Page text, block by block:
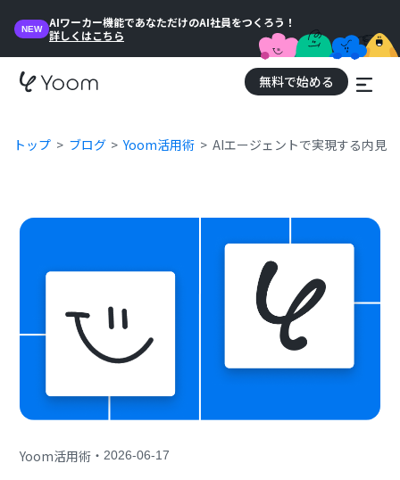
NEW
AIワーカー機能であなただけのAI社員をつくろう！
詳しくはこちら
無料で始める
トップ ブログ Yoom活用術 AIエージェントで実現する内見
Yoom活用術 ・2026-06-17